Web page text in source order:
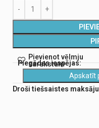
Pievienot vēlmju
sarakstam
Piegādes iespējas:
Apskatīt
Droši tiešsaistes